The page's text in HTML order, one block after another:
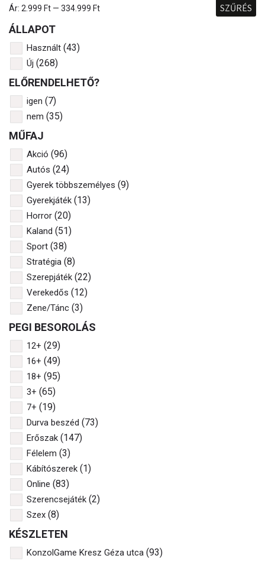
SZŰRÉS
Ár: 2.999 Ft — 334.999 Ft
ÁLLAPOT
Használt (43)
Új (268)
ELŐRENDELHETŐ?
igen (7)
nem (35)
MŰFAJ
Akció (96)
Autós (24)
Gyerek többszemélyes (9)
Gyerekjáték (13)
Horror (20)
Kaland (51)
Sport (38)
Stratégia (8)
Szerepjáték (22)
Verekedős (12)
Zene/Tánc (3)
PEGI BESOROLÁS
12+ (29)
16+ (49)
18+ (95)
3+ (65)
7+ (19)
Durva beszéd (73)
Erőszak (147)
Félelem (3)
Kábítószerek (1)
Online (83)
Szerencsejáték (2)
Szex (8)
KÉSZLETEN
KonzolGame Kresz Géza utca (93)